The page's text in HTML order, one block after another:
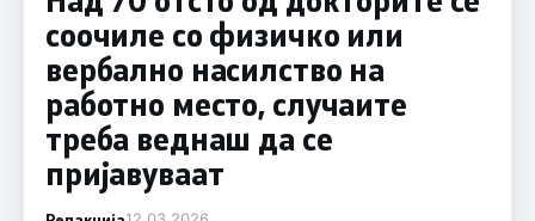
соочиле со физичко или
вербално насилство на
работно место, случаите
треба веднаш да се
пријавуваат